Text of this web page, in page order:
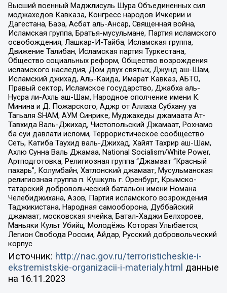
Высший военный Маджлисуль Шура Объединенных сил
моджахедов Кавказа, Конгресс народов Ичкерии и
Дагестана, База, Асбат аль-Ансар, Священная война,
Исламская группа, Братья-мусульмане, Партия исламского
освобождения, Лашкар-И-Тайба, Исламская группа,
Движение Талибан, Исламская партия Туркестана,
Общество социальных реформ, Общество возрождения
исламского наследия, Дом двух святых, Джунд аш-Шам,
Исламский джихад, Аль-Каида, Имарат Кавказ, АБТО,
Правый сектор, Исламское государство, Джабха аль-
Нусра ли-Ахль аш-Шам, Народное ополчение имени К.
Минина и Д. Пожарского, Аджр от Аллаха Субхану уа
Тагьаля SHAM, АУМ Синрике, Муджахеды джамаата Ат-
Тавхида Валь-Джихад, Чистопольский Джамаат, Рохнамо
ба суи давлати исломи, Террористическое сообщество
Сеть, Катиба Таухид валь-Джихад, Хайят Тахрир аш-Шам,
Ахлю Сунна Валь Джамаа, National Socialism/White Power,
Артподготовка, Религиозная группа “Джамаат “Красный
пахарь”, Колумбайн, Хатлонский джамаат, Мусульманская
религиозная группа п. Кушкуль г. Оренбург, Крымско-
татарский добровольческий батальон имени Номана
Челебиджихана, Азов, Партия исламского возрождения
Таджикистана, Народная самооборона, Дуббайский
джамаат, московская ячейка, Батал-Хаджи Белхороев,
Маньяки Культ Убийц, Молодёжь Которая Улыбается,
Легион Свобода России, Айдар, Русский добровольческий
корпус
Источник: http://nac.gov.ru/terroristicheskie-i-
ekstremistskie-organizacii-i-materialy.html данные
на 16.11.2023